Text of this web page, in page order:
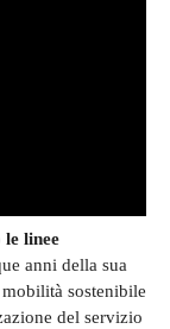
linee
anni della sua
sostenibile
del servizio